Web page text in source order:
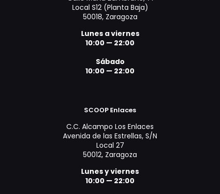
Local S12 (Planta Baja)
50018, Zaragoza
Lunes a viernes
10:00 — 22:00
Sábado
10:00 — 22:00
SCOOP Enlaces
C.C. Alcampo Los Enlaces
Avenida de las Estrellas, S/N
Local 27
50012, Zaragoza
Lunes y viernes
10:00 — 22:00